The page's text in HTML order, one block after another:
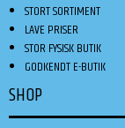
STORT SORTIMENT
LAVE PRISER
STOR FYSISK BUTIK
GODKENDT E-BUTIK
SHOP